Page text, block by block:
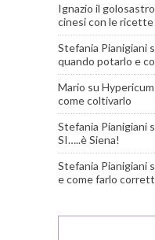
Ignazio il golosastro
cinesi con le ricette
Stefania Pianigiani
quando potarlo e
Mario su
come coltivarlo
Stefania Pianigiani
SI…..è Siena!
Stefania Pianigiani
e come farlo